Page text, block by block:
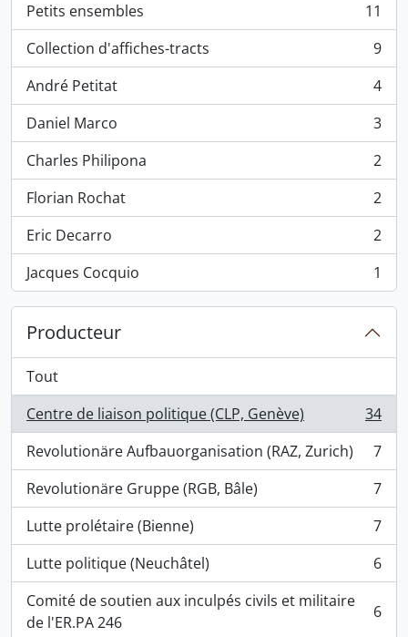
Petits ensembles
, 11 résultats
11
Collection d'affiches-tracts
, 9 résultats
9
André Petitat
, 4 résultats
4
Daniel Marco
, 3 résultats
3
Charles Philipona
, 2 résultats
2
Florian Rochat
, 2 résultats
2
Eric Decarro
, 2 résultats
2
Jacques Cocquio
, 1 résultats 1
Producteur
Tout
Centre de liaison politique (CLP, Genève)
, 34 résultats
34
Revolutionäre Aufbauorganisation (RAZ, Zurich)
, 7 résultats
7
Revolutionäre Gruppe (RGB, Bâle)
, 7 résultats
7
Lutte prolétaire (Bienne)
, 7 résultats
7
Lutte politique (Neuchâtel)
, 6 résultats
6
Comité de soutien aux inculpés civils et militaire
de l'ER.PA 246
, 6 résultats 6